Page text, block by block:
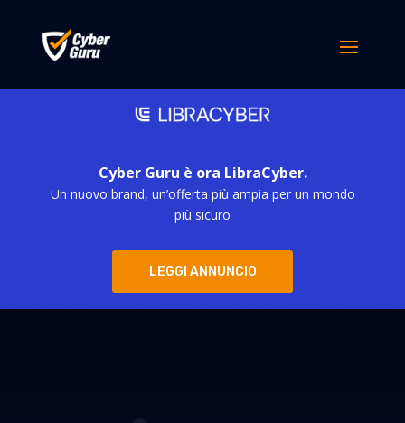
Cyber Guru è ora LibraCyber.
Un nuovo brand, un’offerta più ampia per un mondo
più sicuro
LEGGI ANNUNCIO